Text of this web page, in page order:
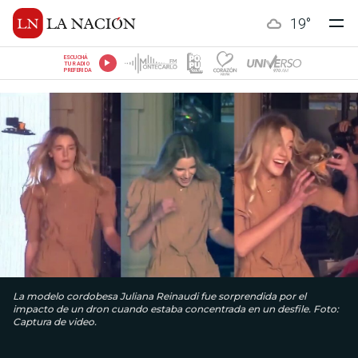
19°
ESCUCHÁ
TU RADIO
PREFERIDA
La modelo cordobesa Juliana Reinaudi fue sorprendida por el
impacto de un dron cuando estaba concentrada en un desfile. Foto:
Captura de video.